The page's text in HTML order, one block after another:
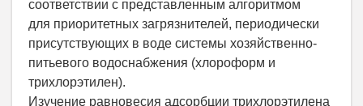
соответствии с представленным алгоритмом
для приоритетных загрязнителей, периодически
присутствующих в воде системы хозяйственно-
питьевого водоснабжения (хлороформ и
трихлорэтилен).
Изучение равновесия адсорбции трихлорэтилена